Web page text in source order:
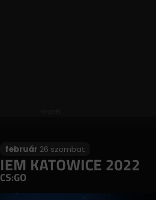
február 26 szombat
IEM KATOWICE 2022
CS:GO